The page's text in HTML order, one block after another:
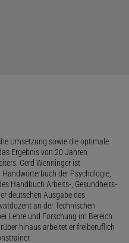
Umsetzung sowie die optimale
Ergebnis von 20 Jahren
Gerd Wenninger ist
der Psychologie,
Handbuch Arbeits-, Gesundheits-
deutschen Ausgabe des
an der Technischen
Lehre und Forschung im Bereich
hinaus arbeitet er freiberuflich